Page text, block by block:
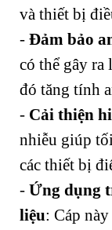
và thiết bị
- Đảm bảo
có thể gây
đó tăng tính
- Cải thiện
nhiễu giúp
các thiết bị
- Ứng dụng
liệu: Cáp